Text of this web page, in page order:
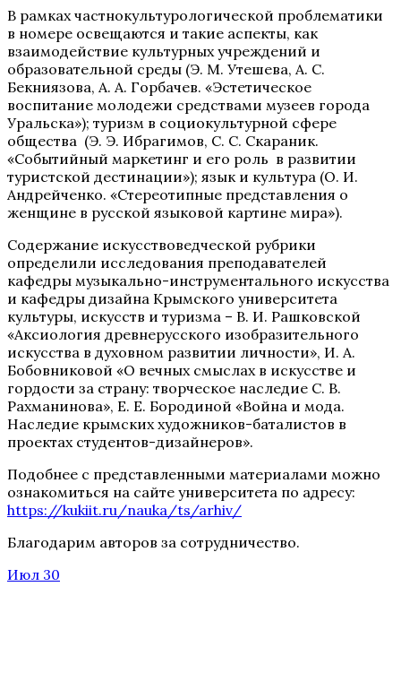
В рамках частнокультурологической проблематики
в номере освещаются и такие аспекты, как
взаимодействие культурных учреждений и
образовательной среды (Э. М. Утешева, А. С.
Бекниязова, А. А. Горбачев. «Эстетическое
воспитание молодежи средствами музеев города
Уральска»); туризм в социокультурной сфере
общества (Э. Э. Ибрагимов, С. С. Скараник.
«Событийный маркетинг и его роль в развитии
туристской дестинации»); язык и культура (О. И.
Андрейченко. «Стереотипные представления о
женщине в русской языковой картине мира»).
Содержание искусствоведческой рубрики
определили исследования преподавателей
кафедры музыкально-инструментального искусства
и кафедры дизайна Крымского университета
культуры, искусств и туризма – В. И. Рашковской
«Аксиология древнерусского изобразительного
искусства в духовном развитии личности», И. А.
Бобовниковой «О вечных смыслах в искусстве и
гордости за страну: творческое наследие С. В.
Рахманинова», Е. Е. Бородиной «Война и мода.
Наследие крымских художников-баталистов в
проектах студентов-дизайнеров».
Подобнее с представленными материалами можно
ознакомиться на сайте университета по адресу:
https://kukiit.ru/nauka/ts/arhiv/
Благодарим авторов за сотрудничество.
Июл 30